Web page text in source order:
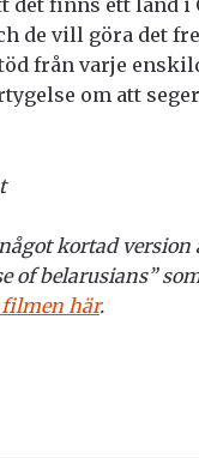
det finns ett land
de vill göra det
från varje
om att
kortad version
of belarusians”
filmen här.